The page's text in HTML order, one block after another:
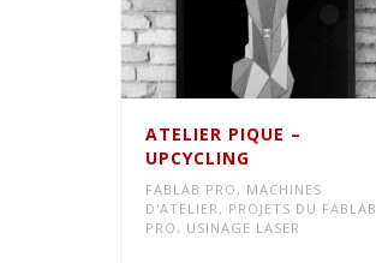
ATELIER PIQUE –
UPCYCLING
FABLAB PRO , MACHINES
D'ATELIER , PROJETS DU FABLAB
PRO , USINAGE LASER